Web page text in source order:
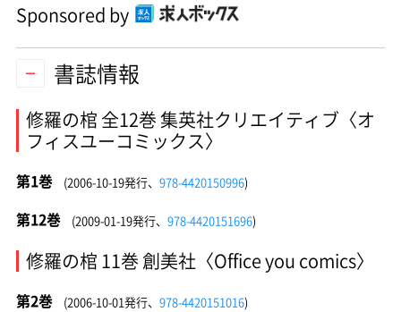
Sponsored by
書誌情報
修羅の棺 全12巻 集英社クリエイティブ〈オ
フィスユーコミックス〉
第1巻 (2006-10-19発行、 978-4420150996)
第12巻 (2009-01-19発行、 978-4420151696)
修羅の棺 11巻 創美社〈Office you comics〉
第2巻 (2006-10-01発行、 978-4420151016)